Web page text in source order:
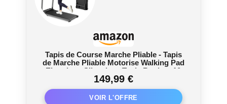
Tapis de Course Marche Pliable - Tapis
de Marche Pliable Motorise Walking Pad
Electrique Silencieux Tapis Roulant 10
km/h Treadmill Compact pour la Maison
et Le Bureau
149,99 €